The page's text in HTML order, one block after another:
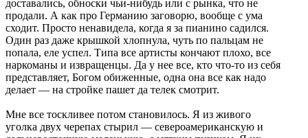
доставались, обноски чьи-нибудь или с рынка, что не
продали. А как про Германию заговорю, вообще с ума
сходит. Просто ненавидела, когда я за пианино садился.
Один раз даже крышкой хлопнула, чуть по пальцам не
попала, еле успел. Типа все артисты кончают плохо, все
наркоманы и извращенцы. Да у нее все, кто что-то из себя
представляет, Богом обиженные, одна она все как надо
делает — на стройке пашет да телек смотрит.
Мне все тоскливее потом становилось. Я из живого
уголка двух черепах стырил — североамериканскую и